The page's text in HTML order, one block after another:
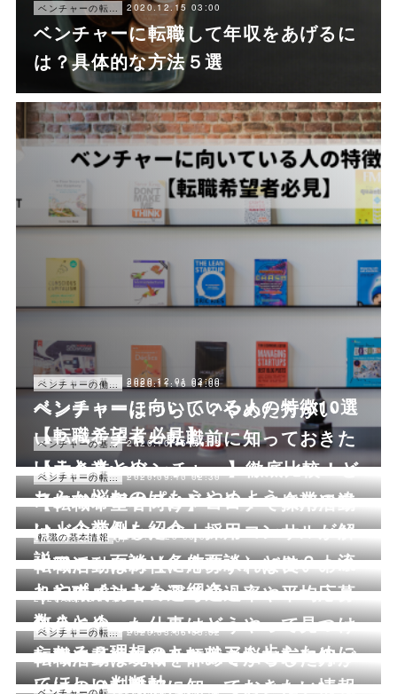
2020.12.15 03:00
ベンチャーに転職して年収をあげるに
は？具体的な方法５選
ベンチャーの基本情報 2020.12.01 03:00
ベンチャーに向いている人の特徴10選
【転職希望者必見】
ベンチャーの働き方 2020.11.16 04:00
ベンチャーはつらい？やめた方がい
い？ベンチャー転職前に知っておきた
いことまとめ
ベンチャーの基本情報 2020.10.15 01:13
【大企業vsベンチャー】徹底比較！ど
ちらか悩むのはもうやめよう。
2020.10.01 02:46
スタートアップとベンチャー企業の違
い｜企業例も紹介
ベンチャーの転職ノウハウ 2020.09.10 02:30
【転職希望者向け】コロナで採用活動
はどう変化した？｜採用コンサルが解
説
転職の基本情報 2020.03.25 06:59
オファー面談（条件面談）とは？｜流
れやポイントをご紹介
2020.03.23 06:07
転職活動は何社に応募すれば良いの？
｜転職成功者の選考通過率や平均応募
数まとめ
2020.03.16 11:53
自分に合った仕事はどうやって見つけ
られる？理想のキャリアを歩むために
2020.03.12 09:42
転職の基準とは？転職を悩む方に知っ
てほしい判断軸
ベンチャーの転職ノウハウ 2020.03.06 05:02
転職活動は現職を辞めてからした方が
いいの？転職前に知っておきたい情報